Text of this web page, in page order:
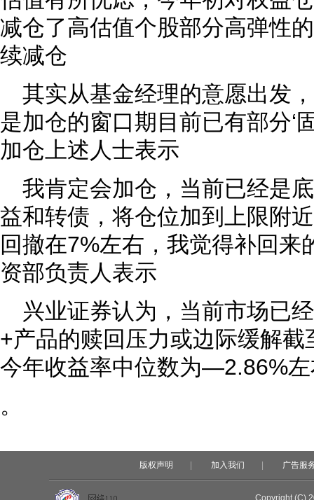
减仓了高估值个股部分高弹性
续减仓
其实从基金经理的意愿出发
是加仓的窗口期目前已有部分‘
加仓上述人士表示
我肯定会加仓，当前已经是
益和转债，将仓位加到上限附
回撤在7%左右，我觉得补回来
资部负责人表示
兴业证券认为，当前市场已
+产品的赎回压力或边际缓解
今年收益率中位数为—2.86%
。
版权声明 加入我们 广告服
Copyright (C)